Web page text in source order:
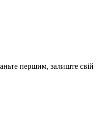
першим, залиште свій